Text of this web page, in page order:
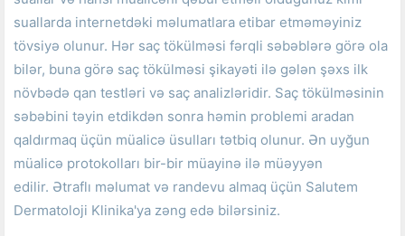
suallarda internetdəki məlumatlara etibar etməməyiniz
tövsiyə olunur. Hər saç tökülməsi fərqli səbəblərə görə ola
bilər, buna görə saç tökülməsi şikayəti ilə gələn şəxs ilk
növbədə qan testləri və saç analizləridir. Saç tökülməsinin
səbəbini təyin etdikdən sonra həmin problemi aradan
qaldırmaq üçün müalicə üsulları tətbiq olunur. Ən uyğun
müalicə protokolları bir-bir müayinə ilə müəyyən
edilir. Ətraflı məlumat və randevu almaq üçün Salutem
Dermatoloji Klinika'ya zəng edə bilərsiniz.